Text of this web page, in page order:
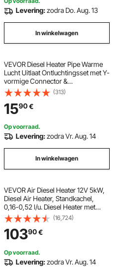
Levering:zodra Do. Aug. 13
In winkelwagen
VEVOR Diesel Heater Pipe Warme
Lucht Uitlaat Ontluchtingsset met Y-
vormige Connector &
Luchtkanaalklemmen, Standkachel
Luchtkanaal Ontluchtingsset voor 5
kW 8 kW Diesel Heaters Zwart
(313)
1590€
Op voorraad.
Levering:zodra Vr. Aug. 14
In winkelwagen
VEVOR Air Diesel Heater 12V 5kW,
Diesel Air Heater, Standkachel,
0,16-0,52 l/u. Diesel Heater met
LCD-scherm, afstandsbediening en
Bluetooth-app.
(16,724)
10390€
Op voorraad.
Levering:zodra Vr. Aug. 14